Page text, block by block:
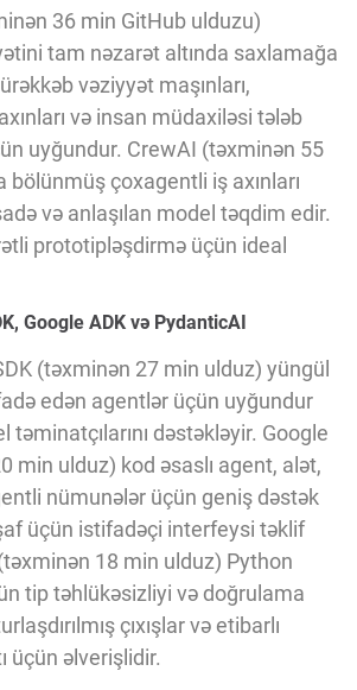
36 min GitHub ulduzu)
tam nəzarət altında saxlamağa
vəziyyət maşınları,
və insan müdaxiləsi tələb
uyğundur. CrewAI (təxminən 55
bölünmüş çoxagentli iş axınları
və anlaşılan model təqdim edir.
prototipləşdirmə üçün ideal
Google ADK və PydanticAI
(təxminən 27 min ulduz) yüngül
edən agentlər üçün uyğundur
dəstəkləyir. Google
min ulduz) kod əsaslı agent, alət,
nümunələr üçün geniş dəstək
üçün istifadəçi interfeysi təklif
18 min ulduz) Python
tip təhlükəsizliyi və doğrulama
çıxışlar və etibarlı
üçün əlverişlidir.